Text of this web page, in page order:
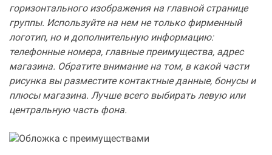
горизонтального изображения на главной странице
группы. Используйте на нем не только фирменный
логотип, но и дополнительную информацию:
телефонные номера, главные преимущества, адрес
магазина. Обратите внимание на том, в какой части
рисунка вы разместите контактные данные, бонусы и
плюсы магазина. Лучше всего выбирать левую или
центральную часть фона.